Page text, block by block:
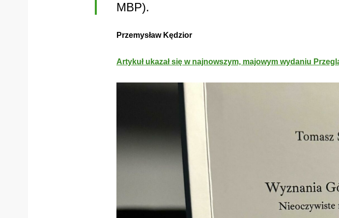
MBP).
Przemysław Kędzior
Artykuł ukazał się w najnowszym, majowym wydaniu